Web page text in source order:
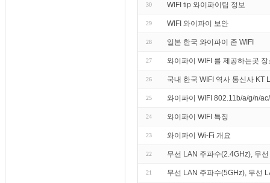
30 WIFI tip 와이파이팁 정보
29 WIFI 와이파이 보안
28 일본 한국 와이파이 존 WIFI
27 와이파이 WIFI 를 제공하는곳 장
26 국내 한국 WIFI 역사 통신사 KT
25 와이파이 WIFI 802.11b/a/g/n/
24 와이파이 WIFI 특징
23 와이파이 Wi-Fi 개요
22 무선 LAN 주파수(2.4GHz), 무
21 무선 LAN 주파수(5GHz), 무선